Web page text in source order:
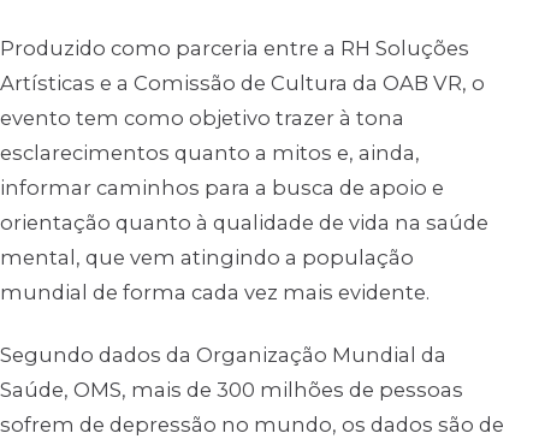
Produzido como parceria entre a RH Soluções
Artísticas e a Comissão de Cultura da OAB VR, o
evento tem como objetivo trazer à tona
esclarecimentos quanto a mitos e, ainda,
informar caminhos para a busca de apoio e
orientação quanto à qualidade de vida na saúde
mental, que vem atingindo a população
mundial de forma cada vez mais evidente.
Segundo dados da Organização Mundial da
Saúde, OMS, mais de 300 milhões de pessoas
sofrem de depressão no mundo, os dados são de